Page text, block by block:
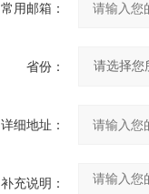
常用邮箱：
省份：
详细地址：
补充说明：